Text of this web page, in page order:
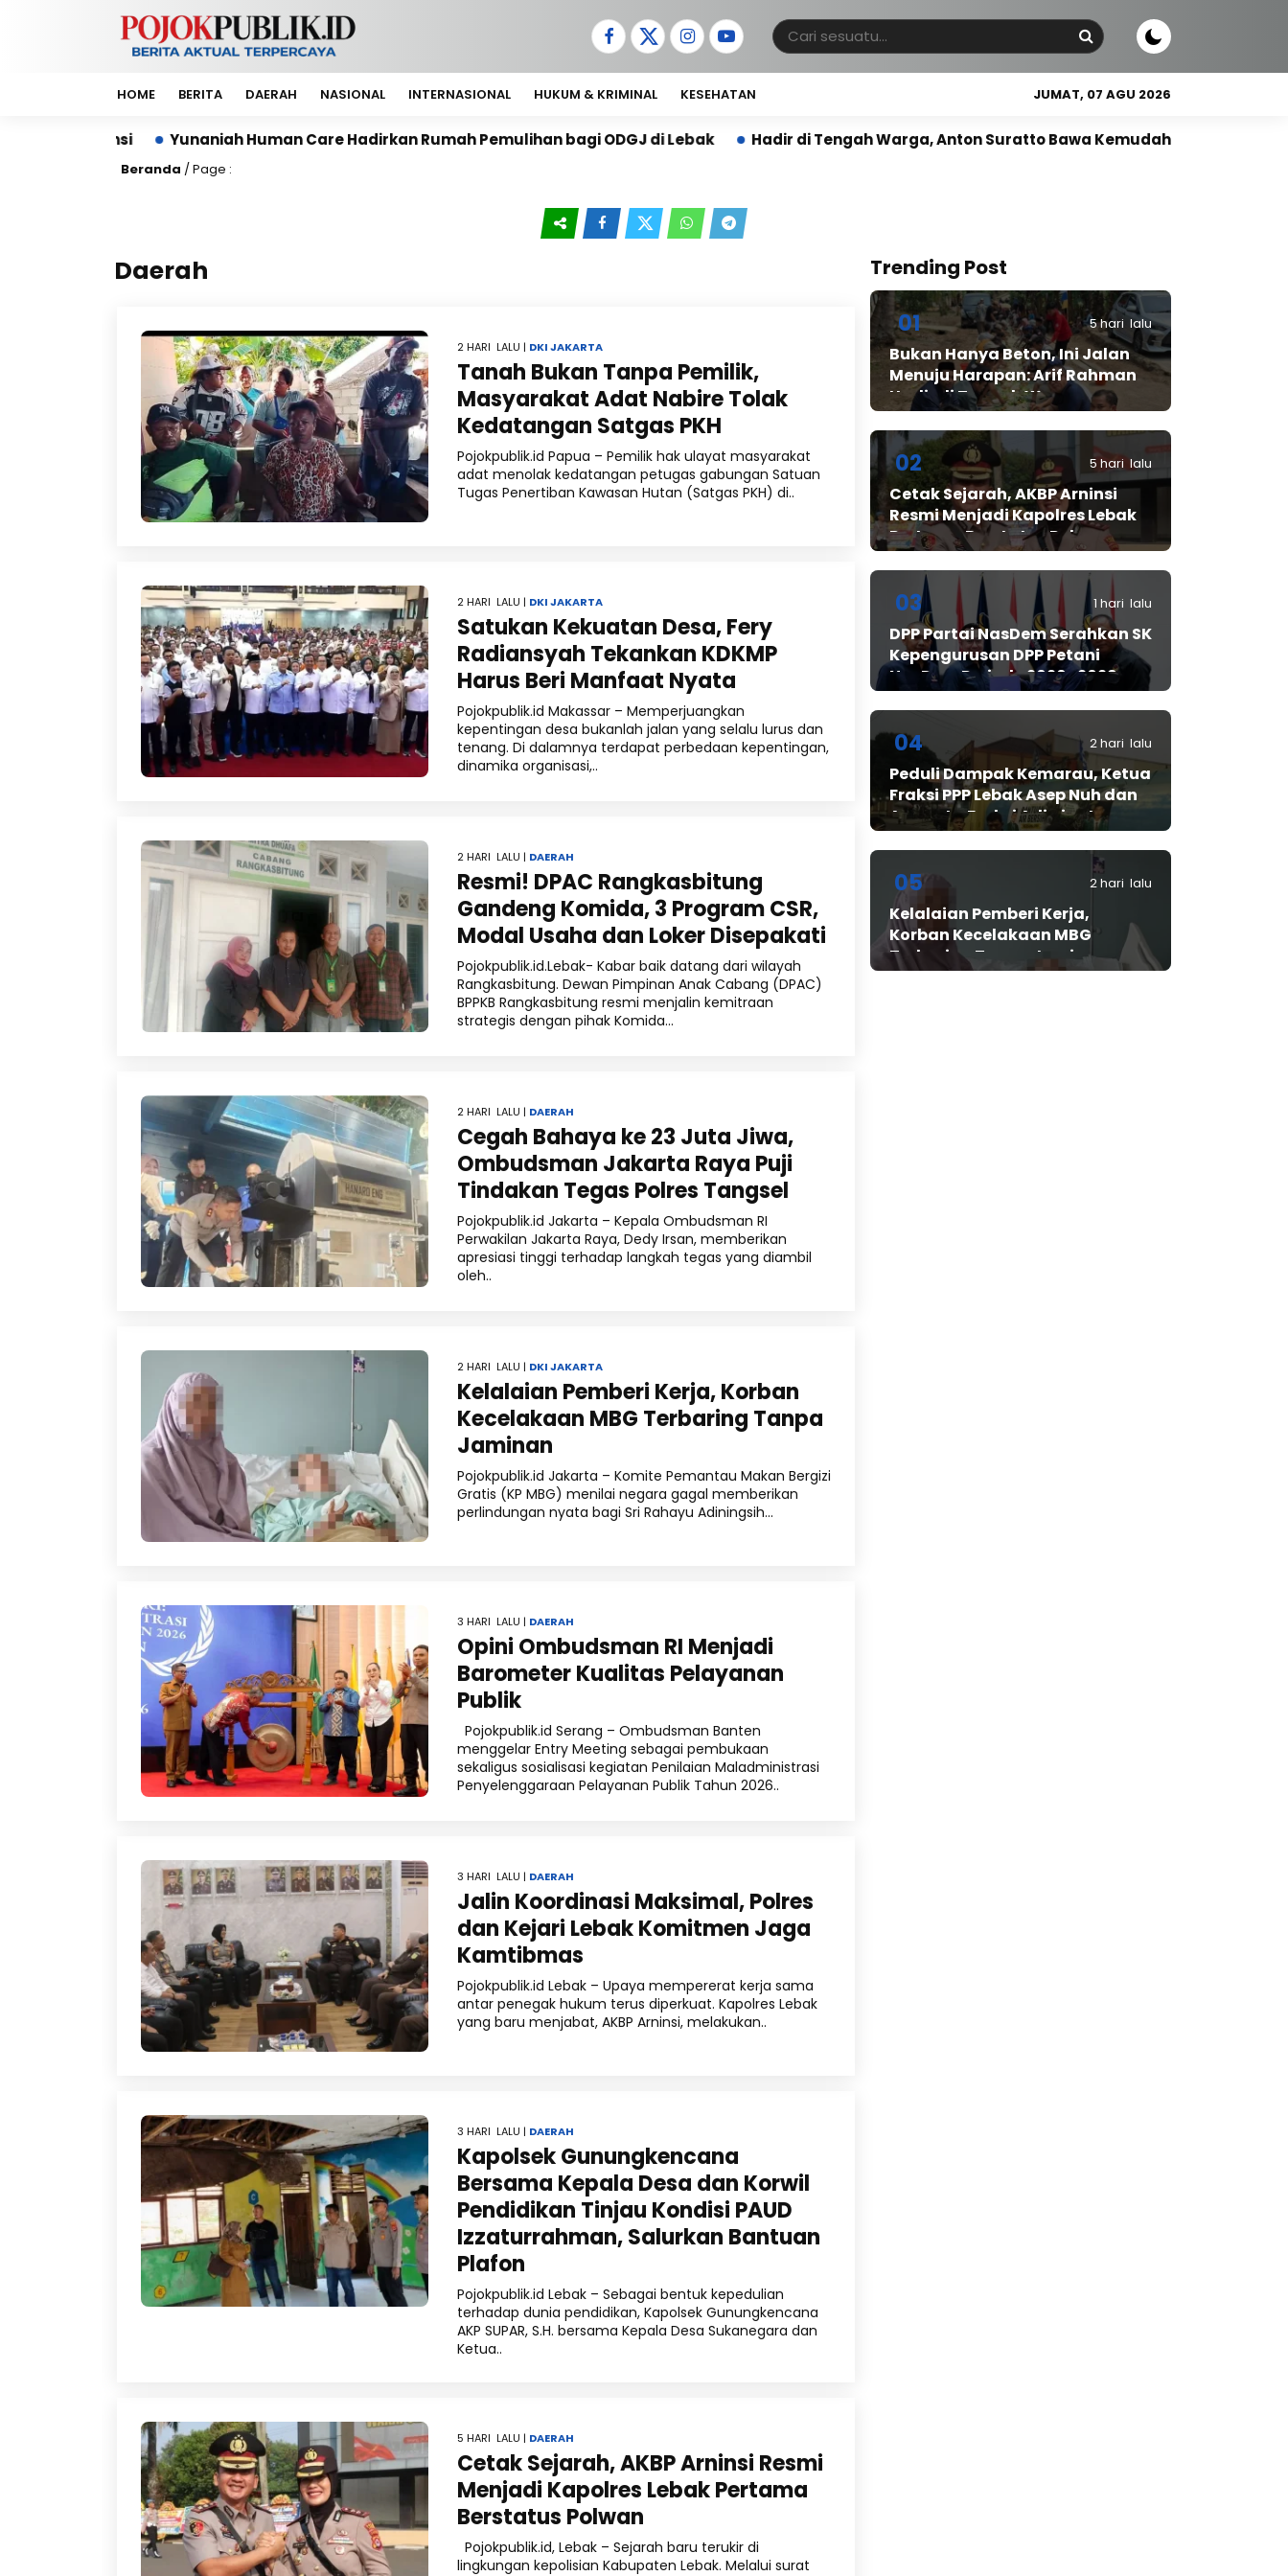
HOME BERITA DAERAH NASIONAL INTERNASIONAL HUKUM & KRIMINAL KESEHATAN JUMAT, 07 AGU 2026
Yunaniah Human Care Hadirkan Rumah Pemulihan bagi ODGJ di Lebak Hadir di Tengah Warga, Anton Suratto Bawa Kemudahan Lewat Teknologi ​
Beranda / Page :
Daerah
2 HARI LALU | DKI JAKARTA
Tanah Bukan Tanpa Pemilik,
Masyarakat Adat Nabire Tolak
Kedatangan Satgas PKH
Pojokpublik.id Papua – Pemilik hak ulayat masyarakat
adat menolak kedatangan petugas gabungan Satuan
Tugas Penertiban Kawasan Hutan (Satgas PKH) di..
2 HARI LALU | DKI JAKARTA
Satukan Kekuatan Desa, Fery
Radiansyah Tekankan KDKMP
Harus Beri Manfaat Nyata
Pojokpublik.id Makassar – Memperjuangkan
kepentingan desa bukanlah jalan yang selalu lurus dan
tenang. Di dalamnya terdapat perbedaan kepentingan,
dinamika organisasi,..
2 HARI LALU | DAERAH
Resmi! DPAC Rangkasbitung
Gandeng Komida, 3 Program CSR,
Modal Usaha dan Loker Disepakati
Pojokpublik.id.Lebak- Kabar baik datang dari wilayah
Rangkasbitung. Dewan Pimpinan Anak Cabang (DPAC)
BPPKB Rangkasbitung resmi menjalin kemitraan
strategis dengan pihak Komida...
2 HARI LALU | DAERAH
Cegah Bahaya ke 23 Juta Jiwa,
Ombudsman Jakarta Raya Puji
Tindakan Tegas Polres Tangsel
Pojokpublik.id Jakarta – Kepala Ombudsman RI
Perwakilan Jakarta Raya, Dedy Irsan, memberikan
apresiasi tinggi terhadap langkah tegas yang diambil
oleh..
2 HARI LALU | DKI JAKARTA
Kelalaian Pemberi Kerja, Korban
Kecelakaan MBG Terbaring Tanpa
Jaminan
Pojokpublik.id Jakarta – Komite Pemantau Makan Bergizi
Gratis (KP MBG) menilai negara gagal memberikan
perlindungan nyata bagi Sri Rahayu Adiningsih...
3 HARI LALU | DAERAH
Opini Ombudsman RI Menjadi
Barometer Kualitas Pelayanan
Publik
Pojokpublik.id Serang – Ombudsman Banten
menggelar Entry Meeting sebagai pembukaan
sekaligus sosialisasi kegiatan Penilaian Maladministrasi
Penyelenggaraan Pelayanan Publik Tahun 2026..
3 HARI LALU | DAERAH
Jalin Koordinasi Maksimal, Polres
dan Kejari Lebak Komitmen Jaga
Kamtibmas
Pojokpublik.id Lebak – Upaya mempererat kerja sama
antar penegak hukum terus diperkuat. Kapolres Lebak
yang baru menjabat, AKBP Arninsi, melakukan..
3 HARI LALU | DAERAH
‎Kapolsek Gunungkencana
Bersama Kepala Desa dan Korwil
Pendidikan Tinjau Kondisi PAUD
Izzaturrahman, Salurkan Bantuan
Plafon
‎Pojokpublik.id Lebak – Sebagai bentuk kepedulian
terhadap dunia pendidikan, Kapolsek Gunungkencana
AKP SUPAR, S.H. bersama Kepala Desa Sukanegara dan
Ketua..
5 HARI LALU | DAERAH
Cetak Sejarah, AKBP Arninsi Resmi
Menjadi Kapolres Lebak Pertama
Berstatus Polwan
Pojokpublik.id, Lebak – Sejarah baru terukir di
lingkungan kepolisian Kabupaten Lebak. Melalui surat
Trending Post
01 5 hari lalu
Bukan Hanya Beton, Ini Jalan
Menuju Harapan: Arif Rahman
Hadir di Tengah Warga
Cibadak
02 5 hari lalu
Cetak Sejarah, AKBP Arninsi
Resmi Menjadi Kapolres Lebak
Pertama Berstatus Polwan
03 1 hari lalu
DPP Partai NasDem Serahkan SK
Kepengurusan DPP Petani
NasDem Periode 2026–2029,
Arif Rahman, S.H. Resmi Pimpin
Nasdem
04 2 hari lalu
Peduli Dampak Kemarau, Ketua
Fraksi PPP Lebak Asep Nuh dan
Anggota Fraksi Adiwinata
Kusuma Salurkan Bantuan Air
Bintangresm
05 2 hari lalu
Kelalaian Pemberi Kerja,
Korban Kecelakaan MBG
Terbaring Tanpa Jaminan